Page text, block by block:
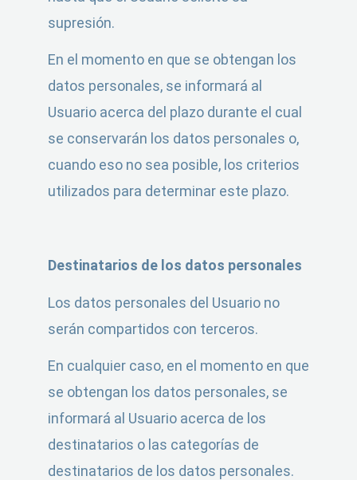
supresión.
En el momento en que se obtengan los
datos personales, se informará al
Usuario acerca del plazo durante el cual
se conservarán los datos personales o,
cuando eso no sea posible, los criterios
utilizados para determinar este plazo.
Destinatarios de los datos personales
Los datos personales del Usuario no
serán compartidos con terceros.
En cualquier caso, en el momento en que
se obtengan los datos personales, se
informará al Usuario acerca de los
destinatarios o las categorías de
destinatarios de los datos personales.